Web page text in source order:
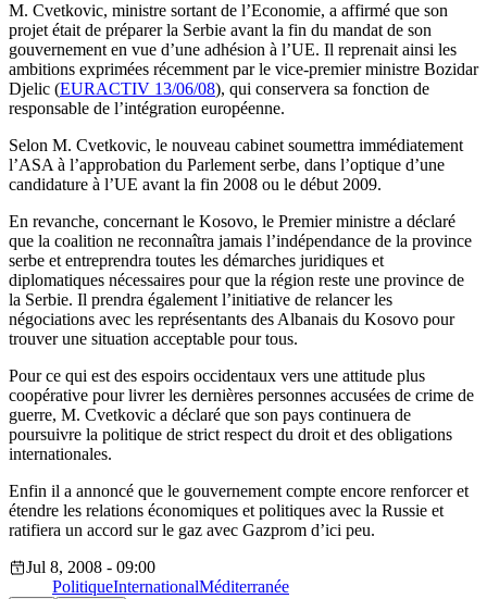
M. Cvetkovic, ministre sortant de l’Economie, a affirmé que son
projet était de préparer la Serbie avant la fin du mandat de son
gouvernement en vue d’une adhésion à l’UE. Il reprenait ainsi les
ambitions exprimées récemment par le vice-premier ministre Bozidar
Djelic (EURACTIV 13/06/08), qui conservera sa fonction de
responsable de l’intégration européenne.
Selon M. Cvetkovic, le nouveau cabinet soumettra immédiatement
l’ASA à l’approbation du Parlement serbe, dans l’optique d’une
candidature à l’UE avant la fin 2008 ou le début 2009.
En revanche, concernant le Kosovo, le Premier ministre a déclaré
que la coalition ne reconnaîtra jamais l’indépendance de la province
serbe et entreprendra toutes les démarches juridiques et
diplomatiques nécessaires pour que la région reste une province de
la Serbie. Il prendra également l’initiative de relancer les
négociations avec les représentants des Albanais du Kosovo pour
trouver une situation acceptable pour tous.
Pour ce qui est des espoirs occidentaux vers une attitude plus
coopérative pour livrer les dernières personnes accusées de crime de
guerre, M. Cvetkovic a déclaré que son pays continuera de
poursuivre la politique de strict respect du droit et des obligations
internationales.
Enfin il a annoncé que le gouvernement compte encore renforcer et
étendre les relations économiques et politiques avec la Russie et
ratifiera un accord sur le gaz avec Gazprom d’ici peu.
Jul 8, 2008 - 09:00
PolitiqueInternationalMéditerranée